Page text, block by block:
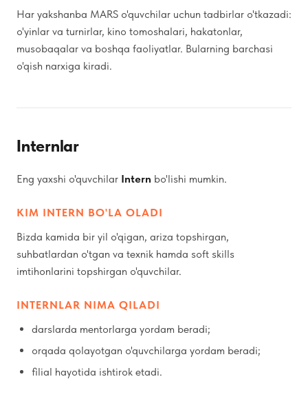
Har yakshanba MARS o'quvchilar uchun tadbirlar o'tkazadi:
o'yinlar va turnirlar, kino tomoshalari, hakatonlar,
musobaqalar va boshqa faoliyatlar. Bularning barchasi
o'qish narxiga kiradi.
Internlar
Eng yaxshi o'quvchilar Intern bo'lishi mumkin.
KIM INTERN BO'LA OLADI
Bizda kamida bir yil o'qigan, ariza topshirgan,
suhbatlardan o'tgan va texnik hamda soft skills
imtihonlarini topshirgan o'quvchilar.
INTERNLAR NIMA QILADI
darslarda mentorlarga yordam beradi;
orqada qolayotgan o'quvchilarga yordam beradi;
filial hayotida ishtirok etadi.